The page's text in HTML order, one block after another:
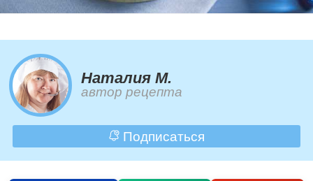
Наталия М.
автор рецепта
Подписаться